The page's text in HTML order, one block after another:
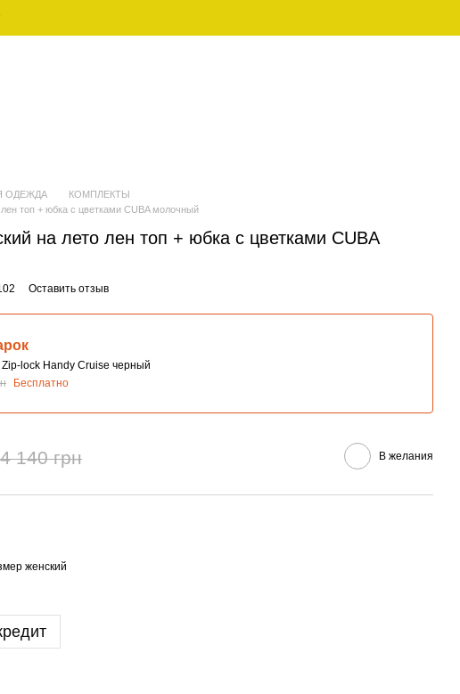
ОДЕЖДА
КОМПЛЕКТЫ
топ + юбка с цветками CUBA молочный
на лето лен топ + юбка с цветками CUBA
Оставить отзыв
Zip-lock Handy Cruise черный
Бесплатно
4 140 грн В желания
женский